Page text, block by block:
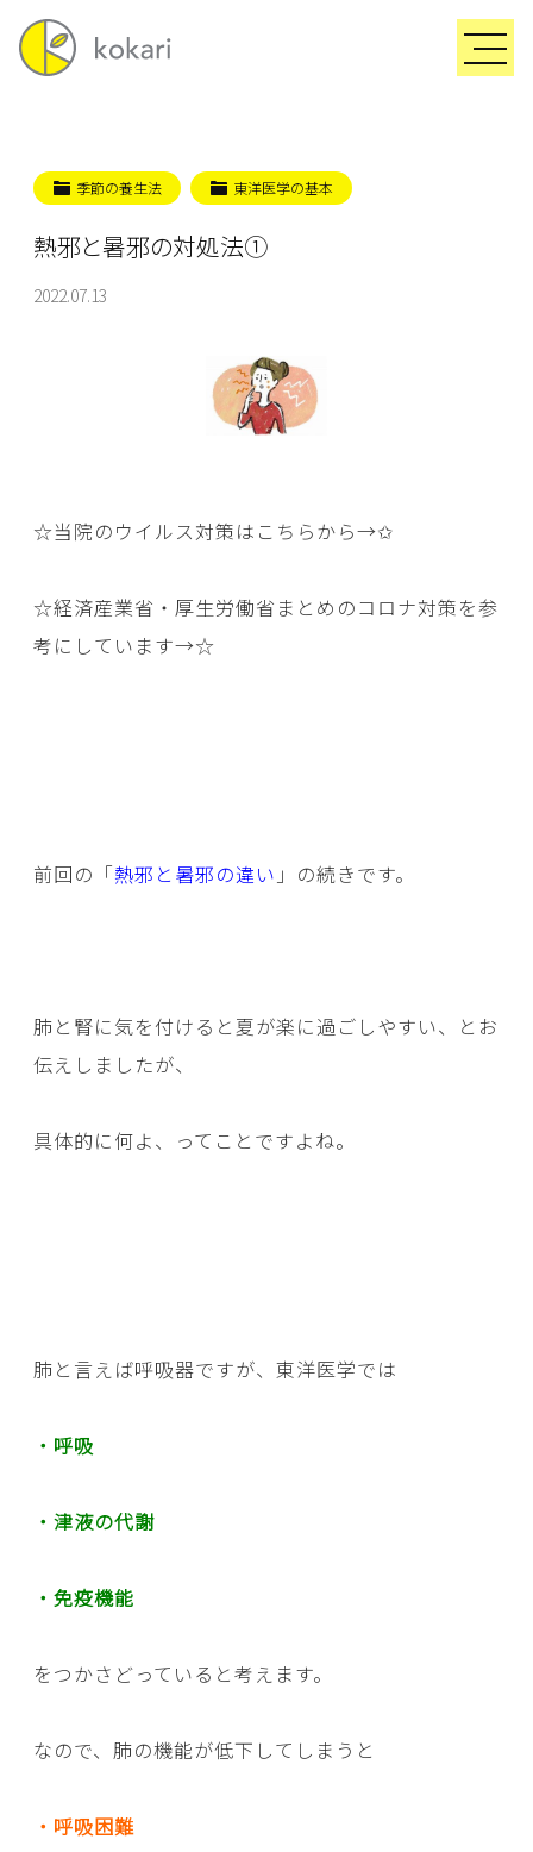
季節の養生法 東洋医学の基本
熱邪と暑邪の対処法①
2022.07.13
☆当院のウイルス対策はこちらから→✩
☆経済産業省・厚生労働省まとめのコロナ対策を参
考にしています→☆
前回の「熱邪と暑邪の違い 」の続きです。
肺と腎に気を付けると夏が楽に過ごしやすい、とお
伝えしましたが、
具体的に何よ、ってことですよね。
肺と言えば呼吸器ですが、東洋医学では
・呼吸
・津液の代謝
・免疫機能
をつかさどっていると考えます。
なので、肺の機能が低下してしまうと
・呼吸困難